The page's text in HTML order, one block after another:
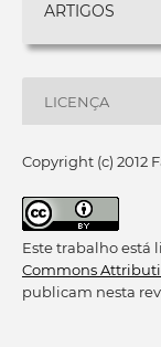
ARTIGOS
LICENÇA
Copyright (c) 2012
Este trabalho está
Commons
publicam nesta